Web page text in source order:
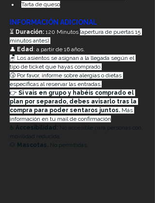
Tarta de queso
INFORMACIÓN ADICIONAL
⏳ Duración: 120 Minutos (apertura de puertas 15
minutos antes).
👤 Edad: a partir de 16 años.
🪑 Los asientos se asignan a la llegada según el
tipo de ticket que hayas comprado.
🤧 Por favor, informe sobre alergias o dietas
específicas al reservar las entradas.
👉 Si vais en grupo y habéis comprado el
plan por separado, debes avisarlo tras la
compra para poder sentaros juntos. Más
información en tu mail de confirmación
♿ Accesibilidad: No accesible para personas con
movilidad reducida.
🐶 Mascotas. No permitidas.